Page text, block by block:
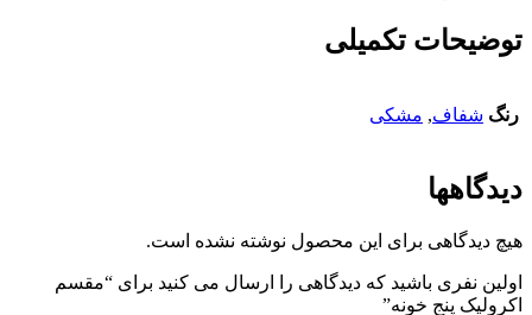
توضیحات تکمیلی
رنگ شفاف, مشکی
دیدگاهها
هیچ دیدگاهی برای این محصول نوشته نشده است.
اولین نفری باشید که دیدگاهی را ارسال می کنید برای “مقسم
اکرولیک پنج خونه”